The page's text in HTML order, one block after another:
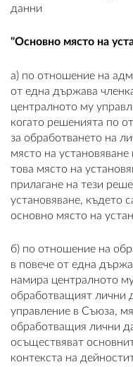
данни
"Основно място на
а) по отношение на
от една държава
централното му
когато решенията по
за обработването на
място на
това място на
прилагане на тези
установяване, където
основно място на
б) по отношение на
в повече от една
намира централното
обработващият лични
управление в Съюза,
обработващия лични
осъществяват
контекста на